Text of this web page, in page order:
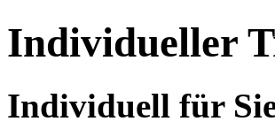
Individueller
Individuell für